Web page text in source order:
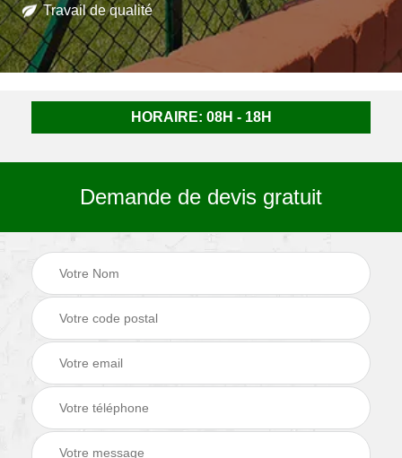
Travail de qualité
HORAIRE: 08H - 18H
Demande de devis gratuit